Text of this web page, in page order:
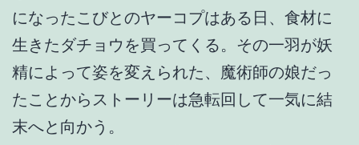
になったこびとのヤーコプはある日、食材に
生きたダチョウを買ってくる。その一羽が妖
精によって姿を変えられた、魔術師の娘だっ
たことからストーリーは急転回して一気に結
末へと向かう。